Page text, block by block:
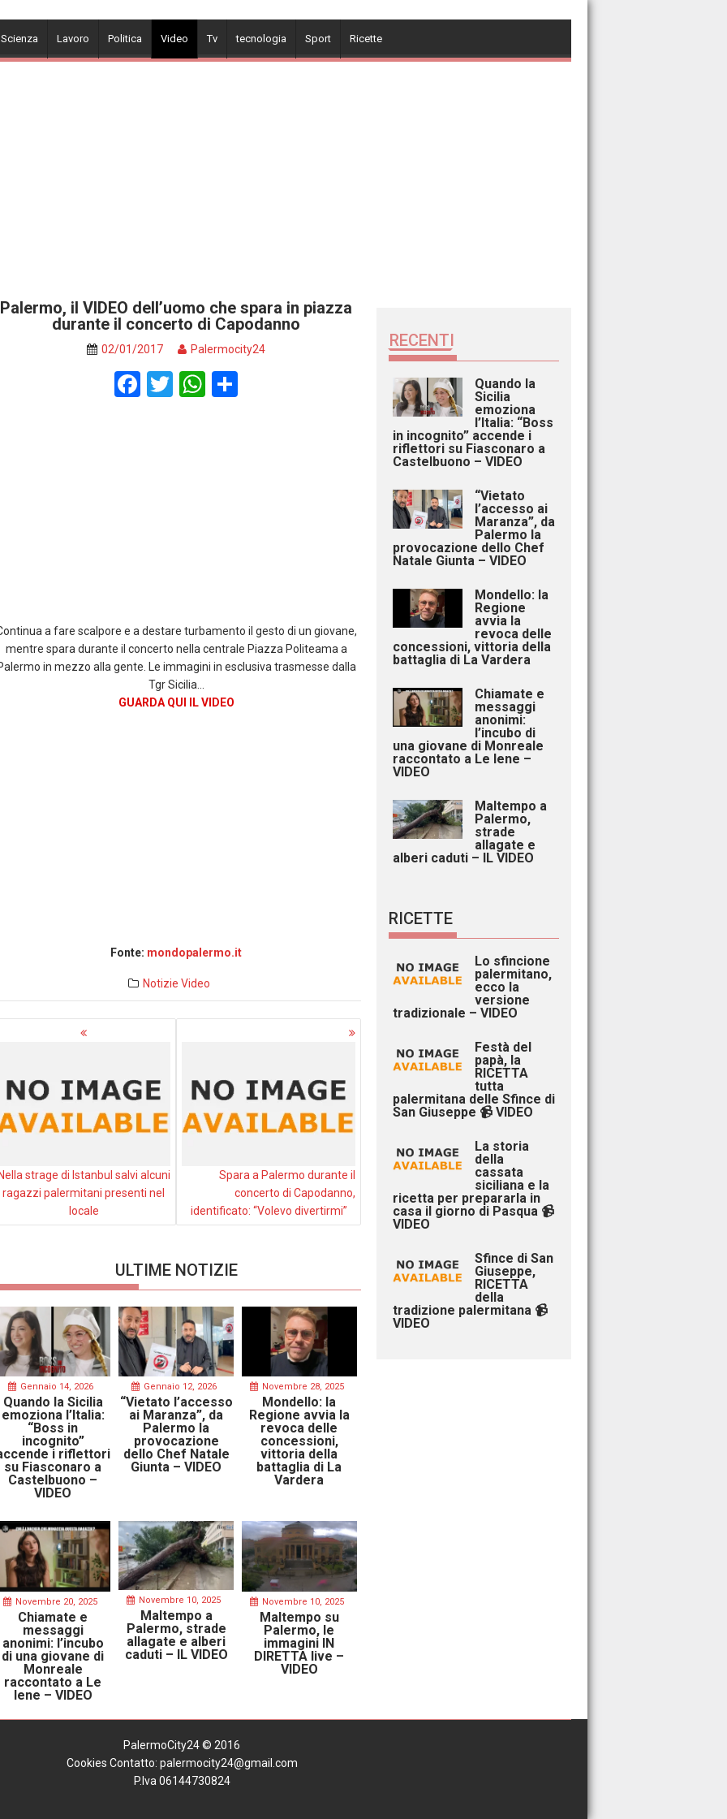
Lavoro Politica Video Tv tecnologia Sport Ricette
Palermo, il VIDEO dell’uomo che spara in piazza
durante il concerto di Capodanno
02/01/2017 Palermocity24
F
T W
a fare scalpore e a destare turbamento il gesto di un giovane,
mentre spara durante il concerto nella centrale Piazza Politeama a
in mezzo alla gente. Le immagini in esclusiva trasmesse dalla
Tgr Sicilia…
GUARDA QUI IL VIDEO
Fonte: mondopalermo.it
Notizie Video
strage di Istanbul salvi alcuni
ragazzi palermitani presenti nel
locale
Spara a Palermo durante il
concerto di Capodanno,
identificato: “Volevo divertirmi”
ULTIME NOTIZIE
Gennaio 14, 2026
Quando la Sicilia
emoziona l’Italia:
“Boss in
incognito”
i riflettori
su Fiasconaro a
Castelbuono –
VIDEO
Gennaio 12, 2026
“Vietato l’accesso
ai Maranza”, da
Palermo la
provocazione
dello Chef Natale
Giunta – VIDEO
Novembre 28, 2025
Mondello: la
Regione avvia la
revoca delle
concessioni,
vittoria della
battaglia di La
Vardera
Novembre 20, 2025
Chiamate e
messaggi
anonimi: l’incubo
di una giovane di
Monreale
raccontato a Le
Iene – VIDEO
Novembre 10, 2025
Maltempo a
Palermo, strade
allagate e alberi
caduti – IL VIDEO
Novembre 10, 2025
Maltempo su
Palermo, le
immagini IN
DIRETTA live –
VIDEO
RECENTI
Quando la
Sicilia
emoziona
l’Italia: “Boss
in incognito” accende i
riflettori su Fiasconaro a
Castelbuono – VIDEO
“Vietato
l’accesso ai
Maranza”, da
Palermo la
provocazione dello Chef
Natale Giunta – VIDEO
Mondello: la
Regione
avvia la
revoca delle
concessioni, vittoria della
battaglia di La Vardera
Chiamate e
messaggi
anonimi:
l’incubo di
una giovane di Monreale
raccontato a Le Iene –
VIDEO
Maltempo a
Palermo,
strade
allagate e
alberi caduti – IL VIDEO
RICETTE
Lo sfincione
palermitano,
ecco la
versione
tradizionale – VIDEO
Festà del
papà, la
RICETTA
tutta
palermitana delle Sfince di
San Giuseppe 📹 VIDEO
La storia
della
cassata
siciliana e la
ricetta per prepararla in
casa il giorno di Pasqua 📹
VIDEO
Sfince di San
Giuseppe,
RICETTA
della
tradizione palermitana 📹
VIDEO
PalermoCity24 © 2016
Cookies Contatto: palermocity24@gmail.com
P.Iva 06144730824